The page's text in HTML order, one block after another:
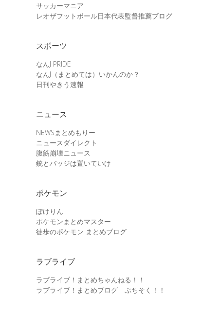
サッカーマニア
レオザフットボール日本代表監督推薦ブログ
スポーツ
なんJ PRIDE
なんJ（まとめては）いかんのか？
日刊やきう速報
ニュース
NEWSまとめもりー
ニュースダイレクト
腹筋崩壊ニュース
銃とバッジは置いていけ
ポケモン
ぽけりん
ポケモンまとめマスター
徒歩のポケモン まとめブログ
ラブライブ
ラブライブ！まとめちゃんねる！！
ラブライブ！まとめブログ ぷちそく！！